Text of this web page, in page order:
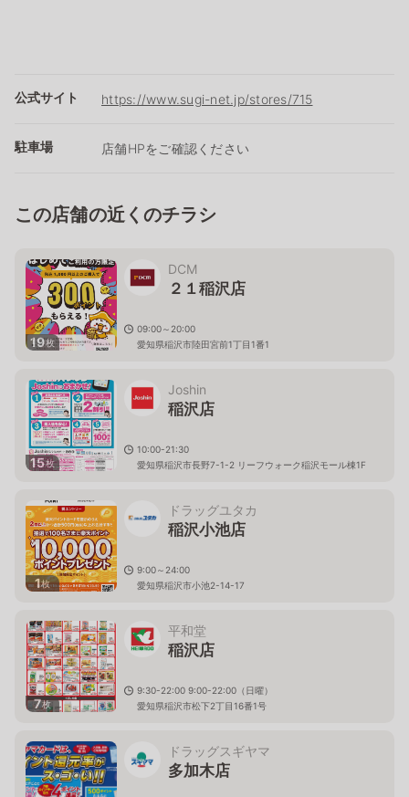
公式サイト https://www.sugi-net.jp/stores/715
駐車場 店舗HPをご確認ください
この店舗の近くのチラシ
19枚
DCM
２１稲沢店
09:00～20:00
愛知県稲沢市陸田宮前1丁目1番1
15枚
Joshin
稲沢店
10:00-21:30
愛知県稲沢市長野7-1-2 リーフウォーク稲沢モール棟1F
1枚
ドラッグユタカ
稲沢小池店
9:00～24:00
愛知県稲沢市小池2-14-17
7枚
平和堂
稲沢店
9:30-22:00 9:00-22:00（日曜）
愛知県稲沢市松下2丁目16番1号
ドラッグスギヤマ
多加木店